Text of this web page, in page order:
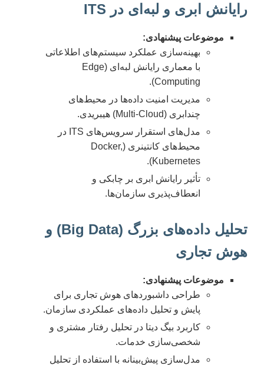
رایانش ابری و لبه‌ای در ITS
موضوعات پیشنهادی:
بهینه‌سازی عملکرد سیستم‌های اطلاعاتی
با معماری رایانش لبه‌ای (Edge
Computing).
مدیریت امنیت داده‌ها در محیط‌های
چندابری (Multi-Cloud) هیبریدی.
مدل‌های استقرار سرویس‌های ITS در
محیط‌های کانتینری (Docker,
Kubernetes).
تأثیر رایانش ابری بر چابکی و
انعطاف‌پذیری سازمان‌ها.
تحلیل داده‌های بزرگ (Big Data) و
هوش تجاری
موضوعات پیشنهادی:
طراحی داشبوردهای هوش تجاری برای
پایش و تحلیل داده‌های عملکردی سازمان.
کاربرد بیگ دیتا در تحلیل رفتار مشتری و
شخصی‌سازی خدمات.
مدل‌سازی پیش‌بینانه با استفاده از تحلیل